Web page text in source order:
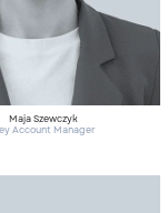
Maja Szewczyk
Account Manager